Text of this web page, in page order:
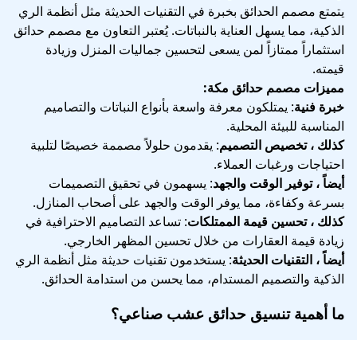
يتمتع مصمم الحدائق بخبرة في التقنيات الحديثة مثل أنظمة الري
الذكية، مما يسهل العناية بالنباتات. يُعتبر التعاون مع مصمم حدائق
استثماراً ممتازاً لمن يسعى لتحسين جماليات المنزل وزيادة
قيمته.
مميزات مصمم حدائق مكة:
خبرة فنية: يمتلكون معرفة واسعة بأنواع النباتات والتصاميم
المناسبة للبيئة المحلية.
كذلك ، تخصيص التصميم: يقدمون حلولاً مصممة خصيصًا لتلبية
احتياجات ورغبات العملاء.
أيضاً ، توفير الوقت والجهد: يسهمون في تحقيق التصميمات
بسرعة وكفاءة، مما يوفر الوقت والجهد على أصحاب المنازل.
كذلك ، تحسين قيمة الممتلكات: تساعد التصاميم الاحترافية في
زيادة قيمة العقارات من خلال تحسين المظهر الخارجي.
أيضاً ، التقنيات الحديثة: يستخدمون تقنيات حديثة مثل أنظمة الري
الذكية والتصميم المستدام، مما يحسن من استدامة الحدائق.
ما أهمية تنسيق حدائق عشب صناعي؟